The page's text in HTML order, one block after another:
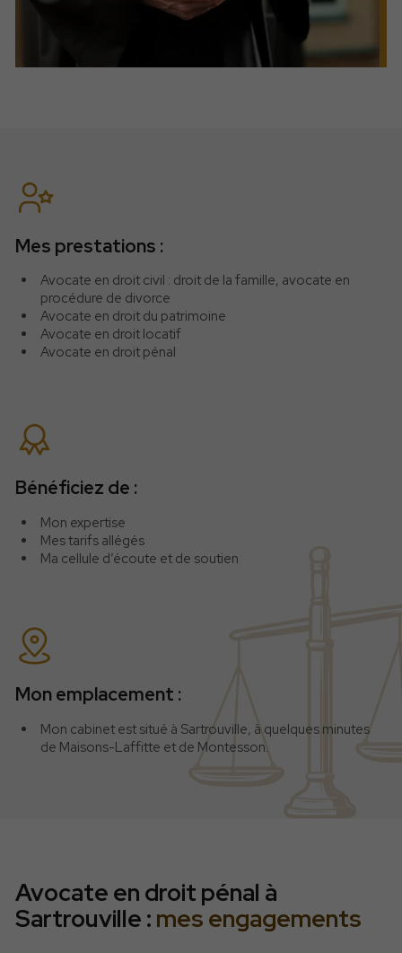
Mes prestations :
Avocate en droit civil : droit de la famille, avocate en
procédure de divorce
Avocate en droit du patrimoine
Avocate en droit locatif
Avocate en droit pénal
Bénéficiez de :
Mon expertise
Mes tarifs allégés
Ma cellule d’écoute et de soutien
Mon emplacement :
Mon cabinet est situé à Sartrouville, à quelques minutes
de Maisons-Laffitte et de Montesson.
Avocate en droit pénal à
Sartrouville : mes engagements